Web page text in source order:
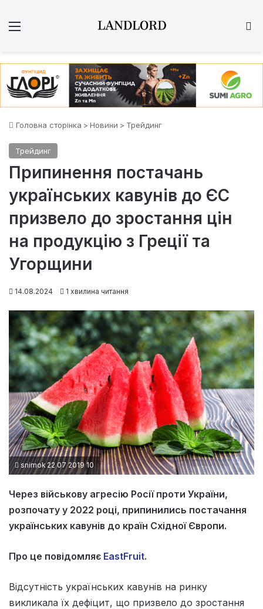
Головна сторінка > Новини > Трейдинг
Трейдинг
Припинення постачань
українських кавунів до ЄС
призвело до зростання цін
на продукцію з Греції та
Угорщини
14.08.2024 1 хвилина читання
snimok 22 07 2019 10
Через військову агресію Росії проти України,
розпочату у 2022 році, припинились постачання
українських кавунів до країн Східної Європи.
Про це повідомляє EastFruit.
Відсутність українських кавунів на ринку
викликала їх дефіцит, що призвело до зростання